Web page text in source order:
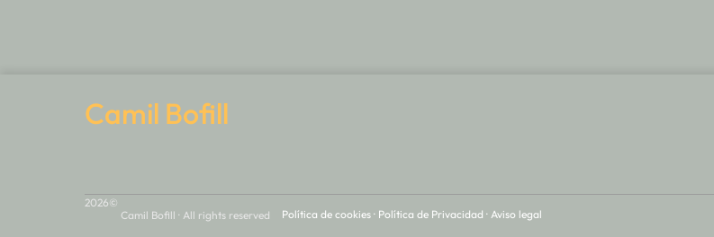
Camil Bofill
2026©
Camil Bofill · All rights reserved
Política de cookies · Política de Privacidad · Aviso legal